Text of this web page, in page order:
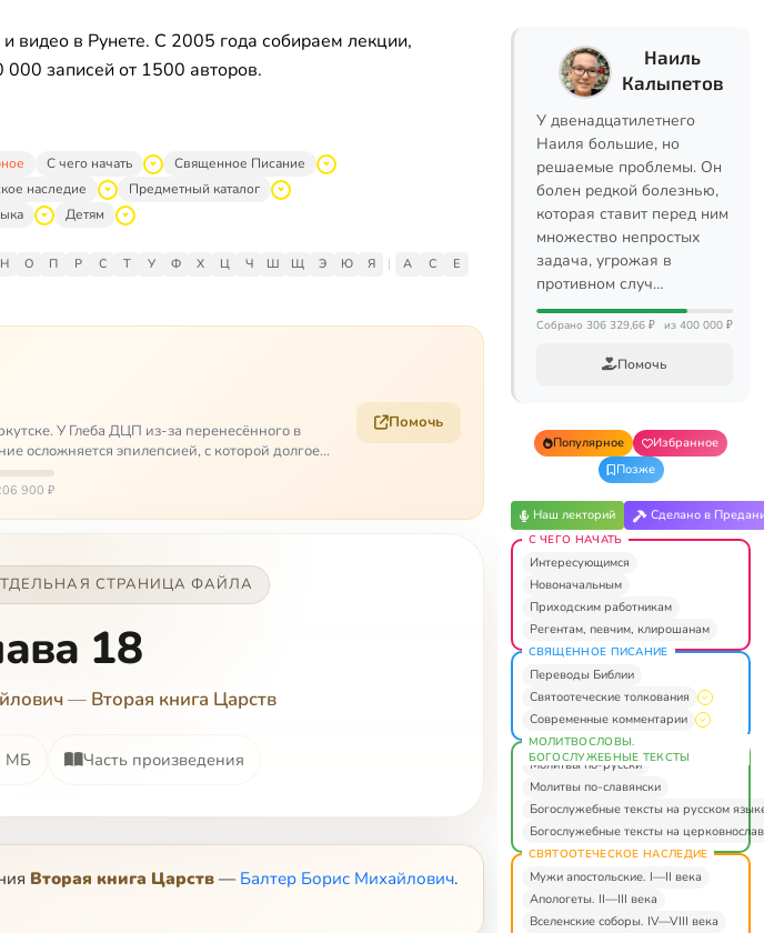
видео в Рунете. С 2005 года собираем лекции,
записей от 1500 авторов.
С чего начать
Священное Писание
наследие
Предметный каталог
Детям
Н О П Р С Т У Ф Х Ц Ч Ш Щ Э Ю Я | A C
E
У Глеба ДЦП из-за перенесённого в
осложняется эпилепсией, с которой долгое
900 ₽
Помочь
СТРАНИЦА ФАЙЛА
18
— Вторая книга Царств
МБ Часть произведения
Вторая книга Царств — Балтер Борис Михайлович.
Наиль
Калыпетов
У двенадцатилетнего
Наиля большие, но
решаемые проблемы. Он
болен редкой болезнью,
которая ставит перед ним
множество непростых
задача, угрожая в
противном случ…
Собрано 306 329,66 ₽ из 400 000 ₽
Помочь
Популярное
Избранное
Позже
Наш лекторий Сделано в
С ЧЕГО НАЧАТЬ
Интересующимся
Новоначальным
Приходским работникам
Регентам, певчим, клирошанам
СВЯЩЕННОЕ ПИСАНИЕ
Переводы Библии
Святоотеческие толкования
Современные комментарии
МОЛИТВОСЛОВЫ.
БОГОСЛУЖЕБНЫЕ ТЕКСТЫ
Молитвы по-русски
Молитвы по-славянски
Богослужебные тексты на русском
Богослужебные тексты на
СВЯТООТЕЧЕСКОЕ НАСЛЕДИЕ
Мужи апостольские. I—II века
Апологеты. II—III века
Вселенские соборы. IV—VIII века